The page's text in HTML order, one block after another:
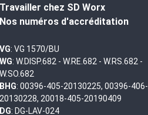
Travailler chez SD Worx
Nos numéros d'accréditation
VG: VG 1570/BU
WG: W.DISP.682 - W.RE.682 - W.RS.682 -
W.SO.682
BHG: 00396-405-20130225, 00396-406-
20130228, 20018-405-20190409
DG: DG-LAV-024